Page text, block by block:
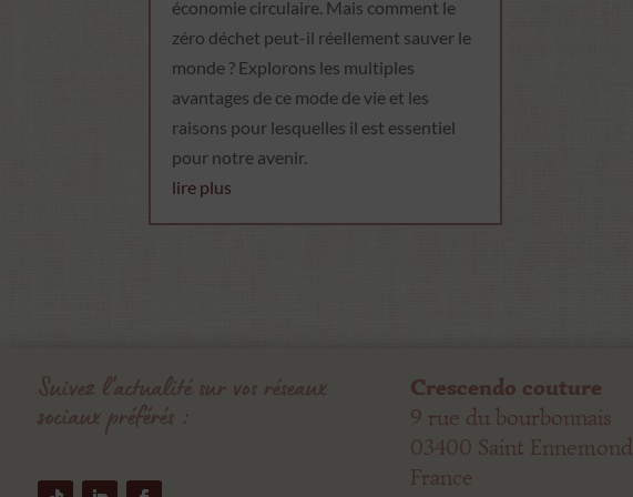
économie circulaire. Mais comment le
zéro déchet peut-il réellement sauver le
monde ? Explorons les multiples
avantages de ce mode de vie et les
raisons pour lesquelles il est essentiel
pour notre avenir.
lire plus
Suivez l’actualité sur vos réseaux
sociaux préférés :
Crescendo couture
9 rue du bourbonnais
03400 Saint Ennemond
France